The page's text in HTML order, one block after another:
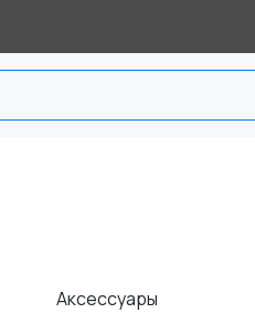
Аксессуары